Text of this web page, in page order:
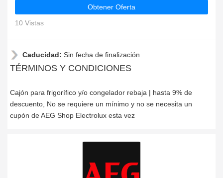
Obtener Oferta
10 Vistas
Caducidad: Sin fecha de finalización
TÉRMINOS Y CONDICIONES
Cajón para frigorífico y/o congelador rebaja | hasta 9% de
descuento, No se requiere un mínimo y no se necesita un
cupón de AEG Shop Electrolux esta vez